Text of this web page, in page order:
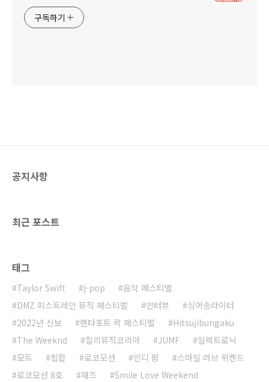
구독하기
공지사항
최근 포스트
태그
Taylor Swift j-pop
음악 페스티벌
DMZ 피스트레인 뮤직 페스티벌
인터뷰
싱어송라이터
2022년 신보
펜타포트 락 페스티벌
Hitsujibungaku
The Weeknd
칠리뮤직코리아 JUMF
일렉트로닉
모트
힙합 로코모션 인디 팝
스마일 러브 위켄드
로코모션 8호
재즈
Smile Love Weekend